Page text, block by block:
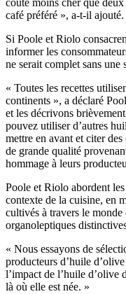
coûte moins cher que
café préféré », a-t-il ajouté.
Si Poole et Riolo
informer les
ne serait complet sans une
« Toutes les recettes
continents », a déclaré
et les décrivons
pouvez utiliser d’autres
mettre en avant et citer
de grande qualité
hommage à leurs
Poole et Riolo abordent
contexte de la cuisine, en
cultivés à travers le
organoleptiques
« Nous essayons de
producteurs d’huile
l’impact de l’huile d’olive
là où elle est née. »